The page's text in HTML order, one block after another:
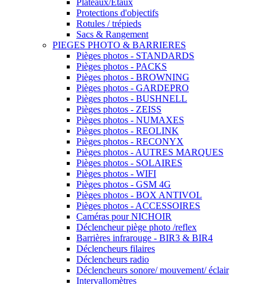
Plateaux/Etaux
Protections d'objectifs
Rotules / trépieds
Sacs & Rangement
PIEGES PHOTO & BARRIERES
Pièges photos - STANDARDS
Pièges photos - PACKS
Pièges photos - BROWNING
Pièges photos - GARDEPRO
Pièges photos - BUSHNELL
Pièges photos - ZEISS
Pièges photos - NUMAXES
Pièges photos - REOLINK
Pièges photos - RECONYX
Pièges photos - AUTRES MARQUES
Pièges photos - SOLAIRES
Pièges photos - WIFI
Pièges photos - GSM 4G
Pièges photos - BOX ANTIVOL
Pièges photos - ACCESSOIRES
Caméras pour NICHOIR
Déclencheur piège photo /reflex
Barrières infrarouge - BIR3 & BIR4
Déclencheurs filaires
Déclencheurs radio
Déclencheurs sonore/ mouvement/ éclair
Intervallomètres